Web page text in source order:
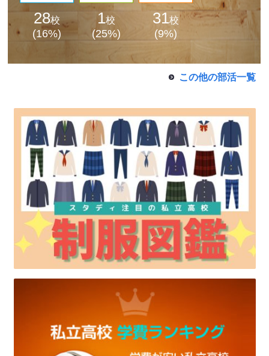
最近見た学校
学校閲覧履歴はありません
ブックマークした学校
ブックマークした学校はありません
28校
(16%)
1校
(25%)
31校
(9%)
この他の部活一覧